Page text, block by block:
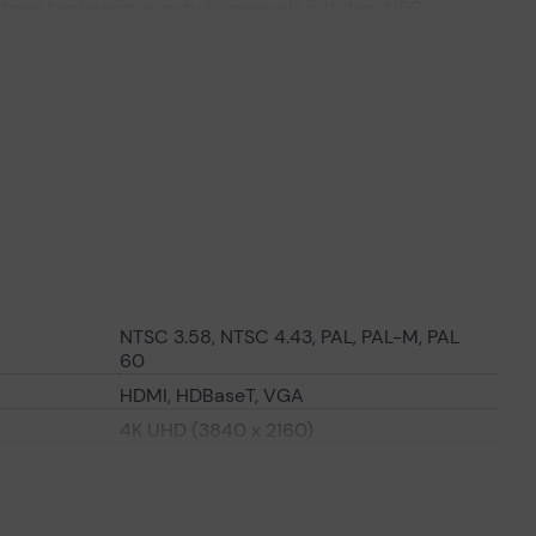
des Projektors, was die Installation vereinfacht
NTSC 3.58, NTSC 4.43, PAL, PAL-M, PAL
60
HDMI, HDBaseT, VGA
4K UHD (3840 x 2160)